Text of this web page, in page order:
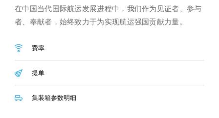
在中国当代国际航运发展进程中，我们作为见证者、参与
者、奉献者，始终致力于为实现航运强国贡献力量。
费率
提单
集装箱参数明细